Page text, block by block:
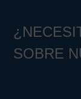
SOBRE